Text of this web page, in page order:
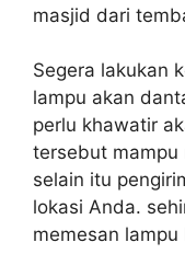
masjid dari
Segera lakukan
lampu akan
perlu khawatir
tersebut mampu
selain itu
lokasi Anda.
memesan lampu